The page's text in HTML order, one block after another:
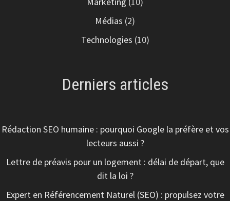
Médias (2)
Technologies (10)
Derniers articles
Rédaction SEO humaine : pourquoi Google la préfère et vos
lecteurs aussi ?
Lettre de préavis pour un logement : délai de départ, que
dit la loi ?
Expert en Référencement Naturel (SEO) : propulsez votre